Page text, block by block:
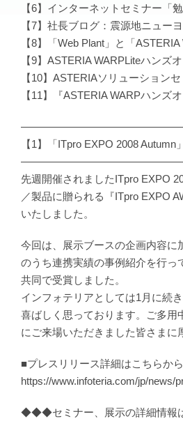
【6】インターネットセミナー「
【7】社長ブログ：震源地ニュー
【8】「Web Plant」と「
【9】ASTERIA WARPLiteハンズ
【10】ASTERIAソリューション
【11】『ASTERIA WARPハンズ
【1】「ITpro EXPO 2008
先週開催されましたITpro EXPO
／製品に贈られる『ITpro EXPO
いたしました。
今回は、展示ブースの企画内容に
のうち連携実績の事例紹介を行っ
共同で受賞しました。
インフォテリアとしては1月に続
喜ばしく思っております。ご多用
にご来場いただきました皆さまに
■プレスリリース詳細はこちらから
https://www.infoteria.com/jp/news/
◆◆◆セミナー、展示の詳細情報